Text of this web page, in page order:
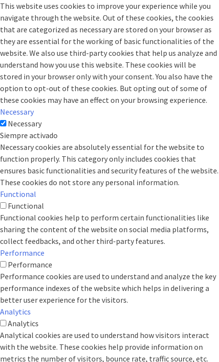
This website uses cookies to improve your experience while you
navigate through the website. Out of these cookies, the cookies
that are categorized as necessary are stored on your browser as
they are essential for the working of basic functionalities of the
website. We also use third-party cookies that help us analyze and
understand how you use this website. These cookies will be
stored in your browser only with your consent. You also have the
option to opt-out of these cookies. But opting out of some of
these cookies may have an effect on your browsing experience.
Necessary
Necessary
Siempre activado
Necessary cookies are absolutely essential for the website to
function properly. This category only includes cookies that
ensures basic functionalities and security features of the website.
These cookies do not store any personal information.
Functional
Functional
Functional cookies help to perform certain functionalities like
sharing the content of the website on social media platforms,
collect feedbacks, and other third-party features.
Performance
Performance
Performance cookies are used to understand and analyze the key
performance indexes of the website which helps in delivering a
better user experience for the visitors.
Analytics
Analytics
Analytical cookies are used to understand how visitors interact
with the website. These cookies help provide information on
metrics the number of visitors, bounce rate, traffic source, etc.